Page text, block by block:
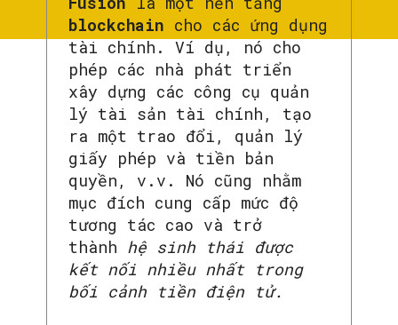
blockchain cho các ứng dụng
tài chính. Ví dụ, nó cho
phép các nhà phát triển
xây dựng các công cụ quản
lý tài sản tài chính, tạo
ra một trao đổi, quản lý
giấy phép và tiền bản
quyền, v.v. Nó cũng nhằm
mục đích cung cấp mức độ
tương tác cao và trở
thành hệ sinh thái được
kết nối nhiều nhất trong
bối cảnh tiền điện tử.